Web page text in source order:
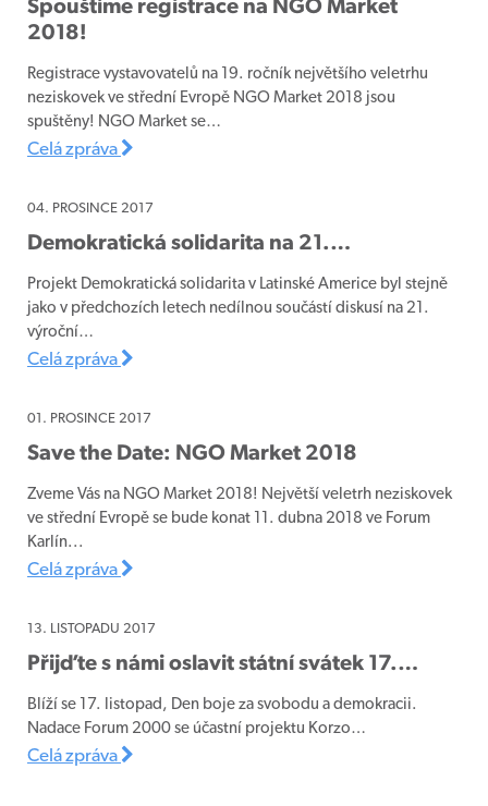
Spouštíme registrace na NGO Market
2018!
Registrace vystavovatelů na 19. ročník největšího veletrhu
neziskovek ve střední Evropě NGO Market 2018 jsou
spuštěny! NGO Market se…
Celá zpráva
04. PROSINCE 2017
Demokratická solidarita na 21.…
Projekt Demokratická solidarita v Latinské Americe byl stejně
jako v předchozích letech nedílnou součástí diskusí na 21.
výroční…
Celá zpráva
01. PROSINCE 2017
Save the Date: NGO Market 2018
Zveme Vás na NGO Market 2018! Největší veletrh neziskovek
ve střední Evropě se bude konat 11. dubna 2018 ve Forum
Karlín...
Celá zpráva
13. LISTOPADU 2017
Přijďte s námi oslavit státní svátek 17.…
Blíží se 17. listopad, Den boje za svobodu a demokracii.
Nadace Forum 2000 se účastní projektu Korzo…
Celá zpráva